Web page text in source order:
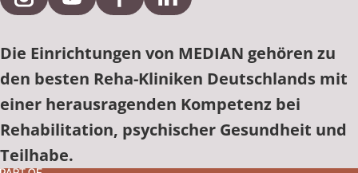
Externe Verlinkung zu Instagram
Externe Verlinkung zu YouTube
Externe Verlinkung zu Facebook
Externe Verlinkung zu
Die Einrichtungen von MEDIAN gehören zu
den besten Reha-Kliniken Deutschlands mit
einer herausragenden Kompetenz bei
Rehabilitation, psychischer Gesundheit und
Teilhabe.